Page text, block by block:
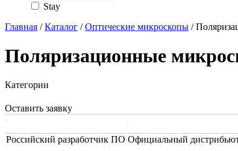
Stay
Главная /Каталог /Оптические микроскопы /
Поляризационные
Категории
Оставить заявку
Российский разработчик ПО Официальный